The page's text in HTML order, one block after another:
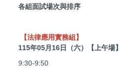
各組面試場次與排序
【法律應用實務組】
115年05月16日（六）【上午場】
9:30-9:50